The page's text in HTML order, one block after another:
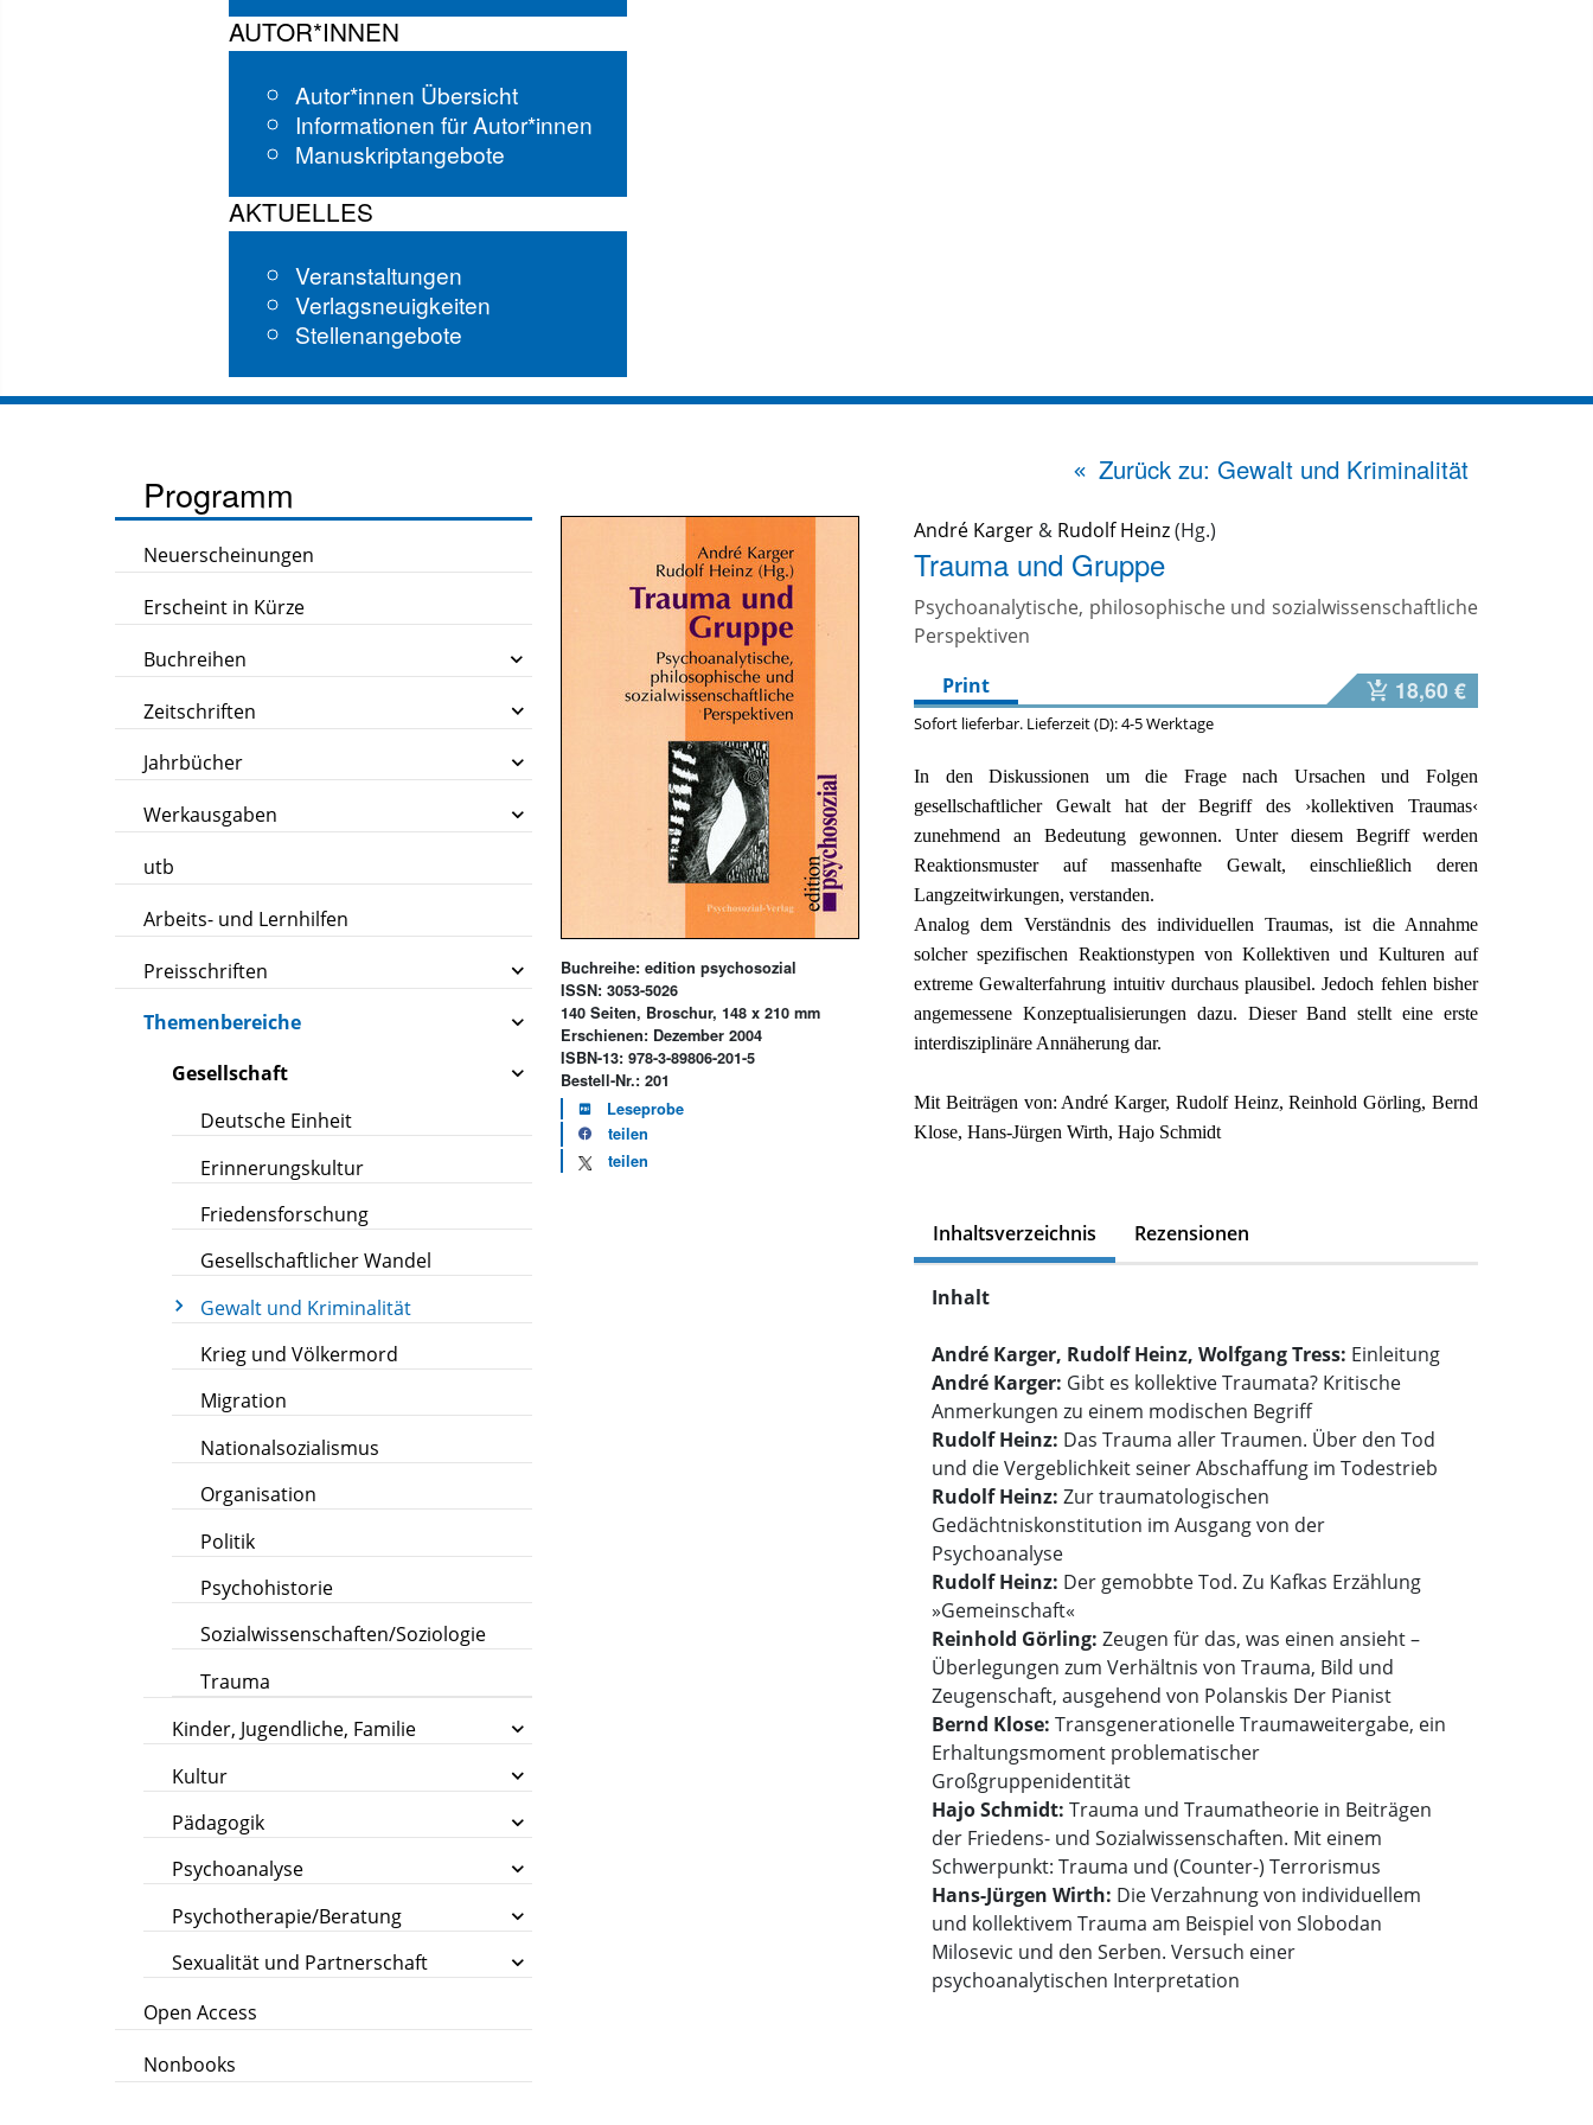
AUTOR*INNEN
Autor*innen Übersicht
Informationen für Autor*innen
Manuskriptangebote
AKTUELLES
Veranstaltungen
Verlagsneuigkeiten
Stellenangebote
Programm
Neuerscheinungen
Erscheint in Kürze
Buchreihen
Zeitschriften
Jahrbücher
Werkausgaben
utb
Arbeits- und Lernhilfen
Preisschriften
Themenbereiche
Gesellschaft
Deutsche Einheit
Erinnerungskultur
Friedensforschung
Gesellschaftlicher Wandel
Gewalt und Kriminalität
Krieg und Völkermord
Migration
Nationalsozialismus
Organisation
Politik
Psychohistorie
Sozialwissenschaften/Soziologie
Trauma
Kinder, Jugendliche, Familie
Kultur
Pädagogik
Psychoanalyse
Psychotherapie/Beratung
Sexualität und Partnerschaft
Open Access
Nonbooks
Zurück zu: Gewalt und Kriminalität
Buchreihe: edition psychosozial
ISSN: 3053-5026
140 Seiten, Broschur, 148 x 210 mm
Erschienen: Dezember 2004
ISBN-13: 978-3-89806-201-5
Bestell-Nr.: 201
Leseprobe
teilen
teilen
André Karger & Rudolf Heinz
Trauma und Gruppe
Psychoanalytische, philosophische und sozialwissenschaftliche
Perspektiven
Print
18,60 €
Sofort lieferbar. Lieferzeit (D): 4-5 Werktage
In den Diskussionen um die Frage nach Ursachen und Folgen
gesellschaftlicher Gewalt hat der Begriff des ›kollektiven Traumas‹
zunehmend an Bedeutung gewonnen. Unter diesem Begriff werden
Reaktionsmuster auf massenhafte Gewalt, einschließlich deren
Langzeitwirkungen, verstanden.
Analog dem Verständnis des individuellen Traumas, ist die Annahme
solcher spezifischen Reaktionstypen von Kollektiven und Kulturen auf
extreme Gewalterfahrung intuitiv durchaus plausibel. Jedoch fehlen bisher
angemessene Konzeptualisierungen dazu. Dieser Band stellt eine erste
interdisziplinäre Annäherung dar.
Mit Beiträgen von: André Karger, Rudolf Heinz, Reinhold Görling, Bernd
Klose, Hans-Jürgen Wirth, Hajo Schmidt
Inhaltsverzeichnis Rezensionen
Inhalt
André Karger, Rudolf Heinz, Wolfgang Tress: Einleitung
André Karger: Gibt es kollektive Traumata? Kritische
Anmerkungen zu einem modischen Begriff
Rudolf Heinz: Das Trauma aller Traumen. Über den Tod
und die Vergeblichkeit seiner Abschaffung im Todestrieb
Rudolf Heinz:Zur traumatologischen
Gedächtniskonstitution im Ausgang von der
Psychoanalyse
Rudolf Heinz: Der gemobbte Tod. Zu Kafkas Erzählung
»Gemeinschaft«
Reinhold Görling:Zeugen für das, was einen ansieht –
Überlegungen zum Verhältnis von Trauma, Bild und
Zeugenschaft, ausgehend von Polanskis Der Pianist
Bernd Klose:Transgenerationelle Traumaweitergabe, ein
Erhaltungsmoment problematischer
Großgruppenidentität
Hajo Schmidt:Trauma und Traumatheorie in Beiträgen
der Friedens- und Sozialwissenschaften. Mit einem
Schwerpunkt: Trauma und (Counter-) Terrorismus
Hans-Jürgen Wirth: Die Verzahnung von individuellem
und kollektivem Trauma am Beispiel von Slobodan
Milosevic und den Serben. Versuch einer
psychoanalytischen Interpretation